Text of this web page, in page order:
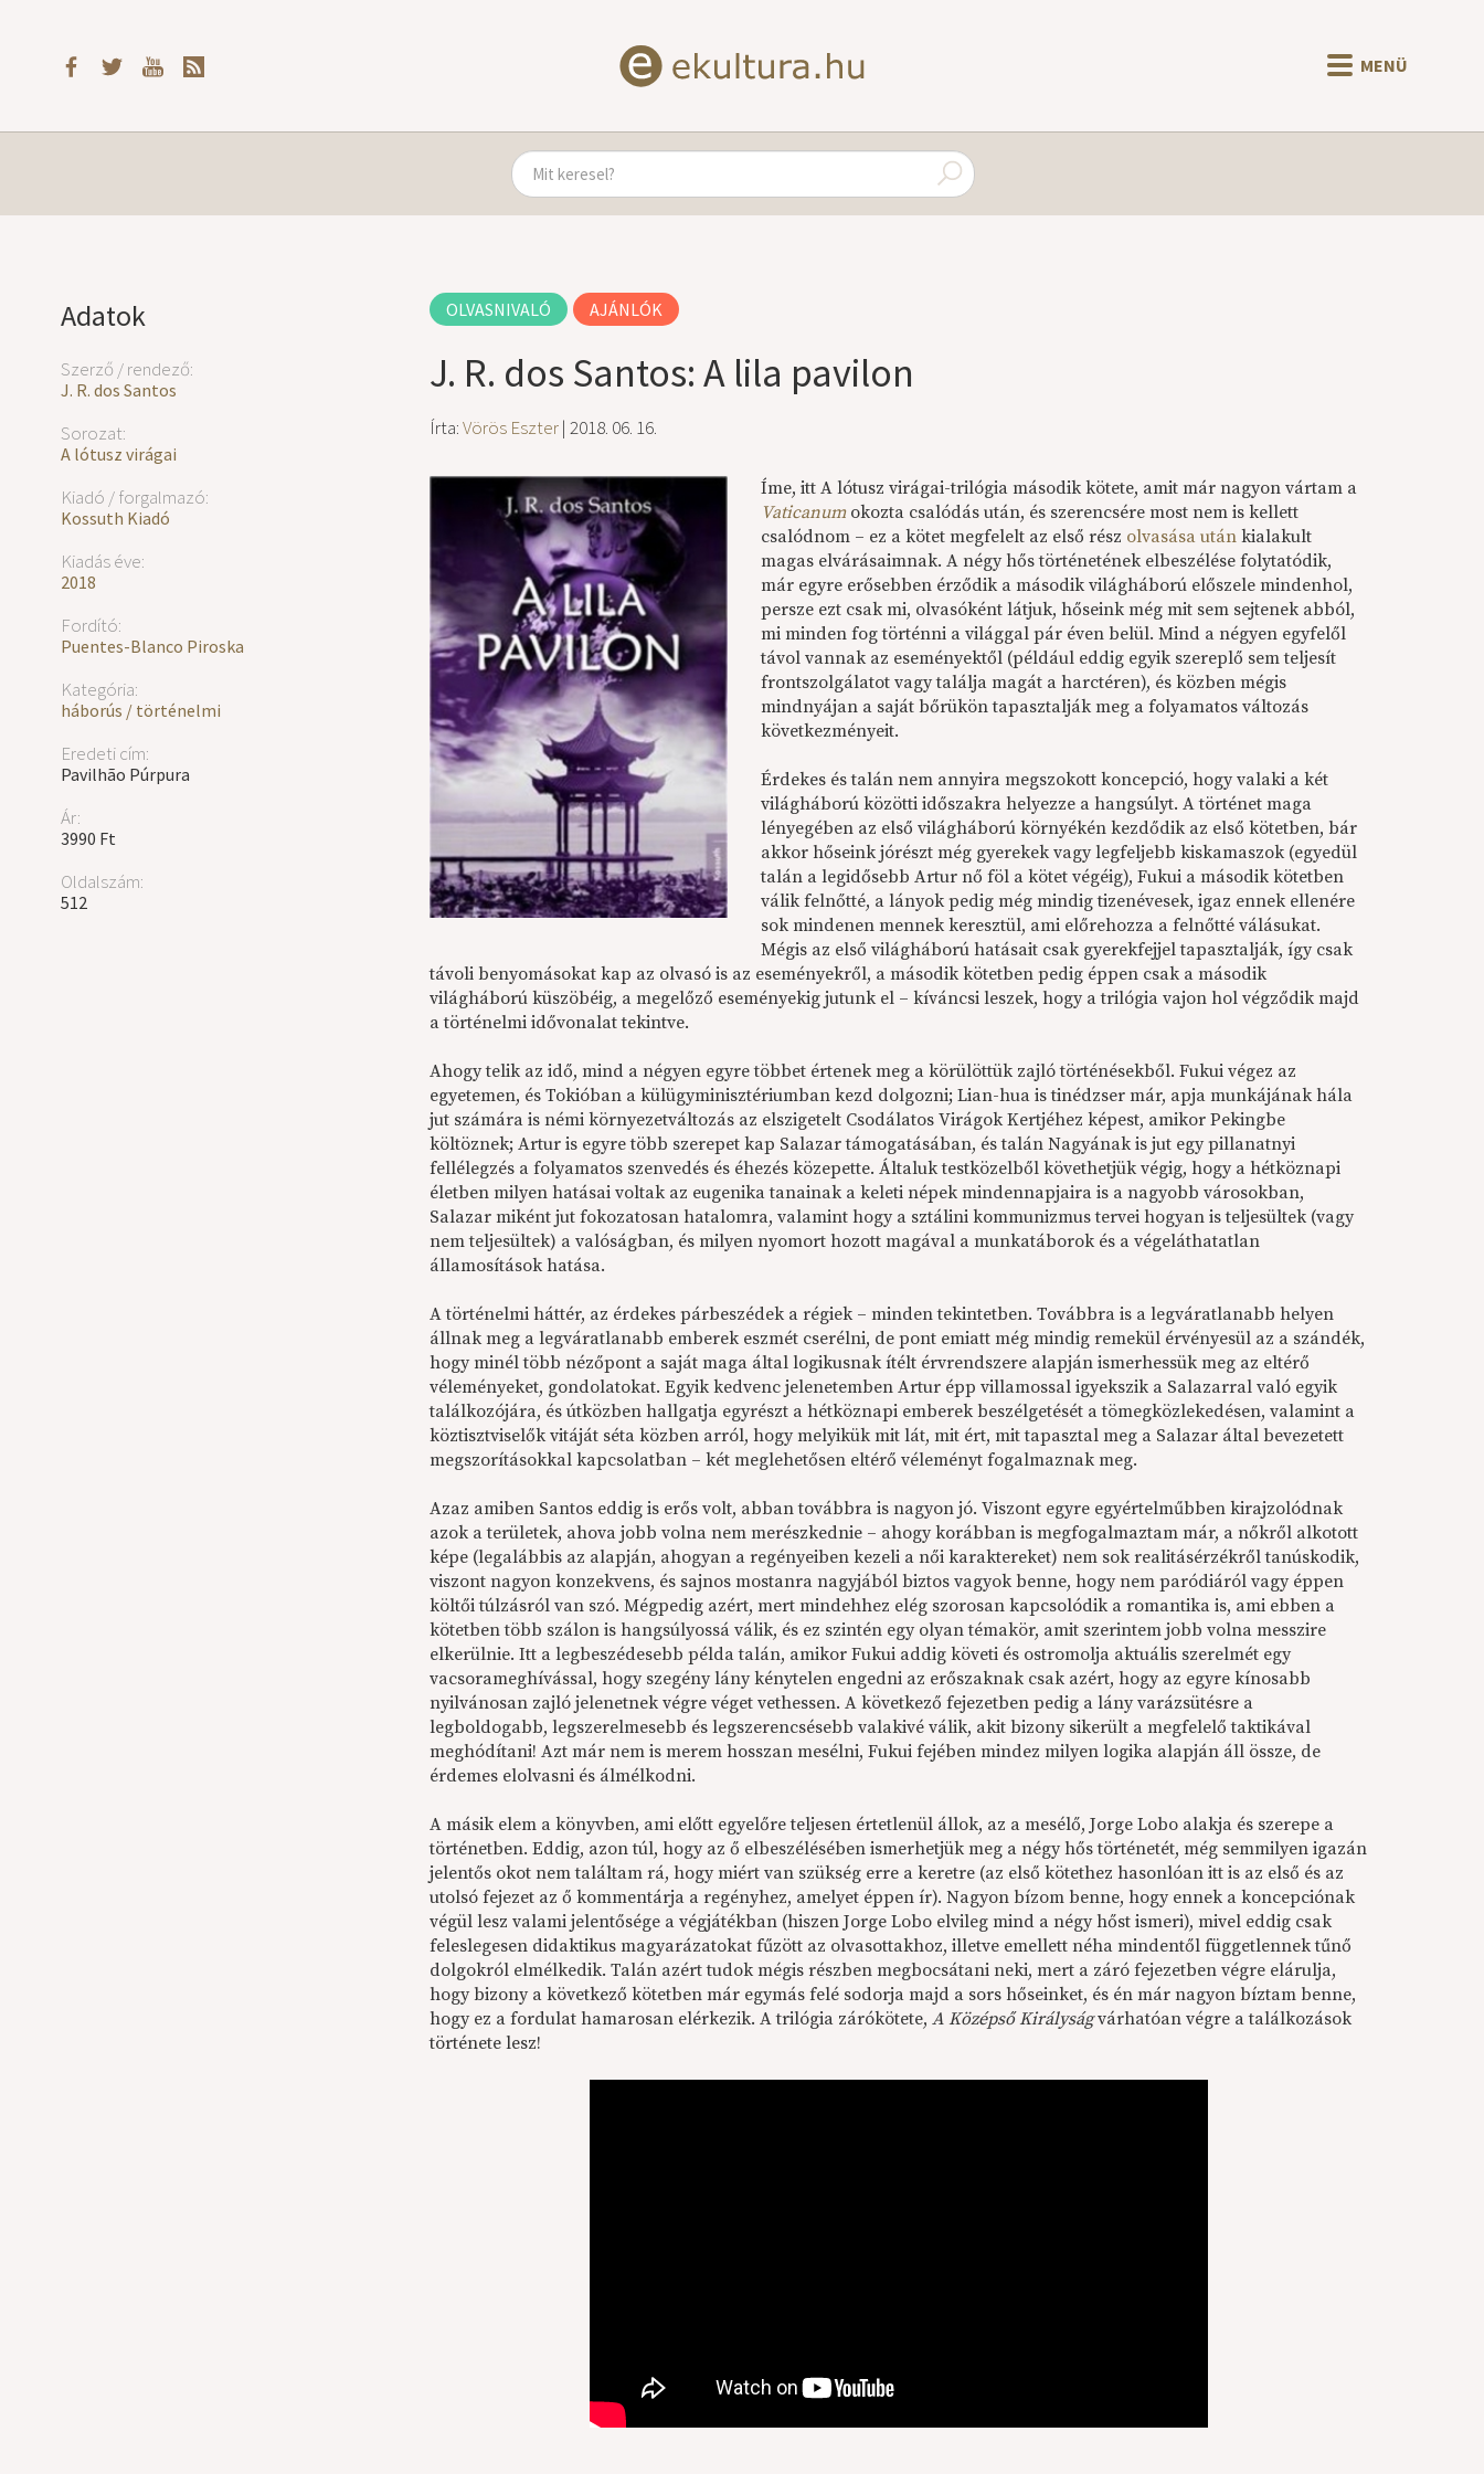
MENÜ
Adatok
Szerző / rendező:
J. R. dos Santos
Sorozat:
A lótusz virágai
Kiadó / forgalmazó:
Kossuth Kiadó
Kiadás éve:
2018
Fordító:
Puentes-Blanco Piroska
Kategória:
háborús / történelmi
Eredeti cím:
Pavilhão Púrpura
Ár:
3990 Ft
Oldalszám:
512
OLVASNIVALÓ AJÁNLÓK
J. R. dos Santos: A lila pavilon
Írta:Vörös Eszter| 2018. 06. 16.
Íme, itt A lótusz virágai-trilógia második kötete, amit már nagyon vártam a
Vaticanumokozta csalódás után, és szerencsére most nem is kellett
csalódnom – ez a kötet megfelelt az első rész olvasása után kialakult
magas elvárásaimnak. A négy hős történetének elbeszélése folytatódik,
már egyre erősebben érződik a második világháború előszele mindenhol,
persze ezt csak mi, olvasóként látjuk, hőseink még mit sem sejtenek abból,
mi minden fog történni a világgal pár éven belül. Mind a négyen egyfelől
távol vannak az eseményektől (például eddig egyik szereplő sem teljesít
frontszolgálatot vagy találja magát a harctéren), és közben mégis
mindnyájan a saját bőrükön tapasztalják meg a folyamatos változás
következményeit.
Érdekes és talán nem annyira megszokott koncepció, hogy valaki a két
világháború közötti időszakra helyezze a hangsúlyt. A történet maga
lényegében az első világháború környékén kezdődik az első kötetben, bár
akkor hőseink jórészt még gyerekek vagy legfeljebb kiskamaszok (egyedül
talán a legidősebb Artur nő föl a kötet végéig), Fukui a második kötetben
válik felnőtté, a lányok pedig még mindig tizenévesek, igaz ennek ellenére
sok mindenen mennek keresztül, ami előrehozza a felnőtté válásukat.
Mégis az első világháború hatásait csak gyerekfejjel tapasztalják, így csak
távoli benyomásokat kap az olvasó is az eseményekről, a második kötetben pedig éppen csak a második
világháború küszöbéig, a megelőző eseményekig jutunk el – kíváncsi leszek, hogy a trilógia vajon hol végződik majd
a történelmi idővonalat tekintve.
Ahogy telik az idő, mind a négyen egyre többet értenek meg a körülöttük zajló történésekből. Fukui végez az
egyetemen, és Tokióban a külügyminisztériumban kezd dolgozni; Lian-hua is tinédzser már, apja munkájának hála
jut számára is némi környezetváltozás az elszigetelt Csodálatos Virágok Kertjéhez képest, amikor Pekingbe
költöznek; Artur is egyre több szerepet kap Salazar támogatásában, és talán Nagyának is jut egy pillanatnyi
fellélegzés a folyamatos szenvedés és éhezés közepette. Általuk testközelből követhetjük végig, hogy a hétköznapi
életben milyen hatásai voltak az eugenika tanainak a keleti népek mindennapjaira is a nagyobb városokban,
Salazar miként jut fokozatosan hatalomra, valamint hogy a sztálini kommunizmus tervei hogyan is teljesültek (vagy
nem teljesültek) a valóságban, és milyen nyomort hozott magával a munkatáborok és a végeláthatatlan
államosítások hatása.
A történelmi háttér, az érdekes párbeszédek a régiek – minden tekintetben. Továbbra is a legváratlanabb helyen
állnak meg a legváratlanabb emberek eszmét cserélni, de pont emiatt még mindig remekül érvényesül az a szándék,
hogy minél több nézőpont a saját maga által logikusnak ítélt érvrendszere alapján ismerhessük meg az eltérő
véleményeket, gondolatokat. Egyik kedvenc jelenetemben Artur épp villamossal igyekszik a Salazarral való egyik
találkozójára, és útközben hallgatja egyrészt a hétköznapi emberek beszélgetését a tömegközlekedésen, valamint a
köztisztviselők vitáját séta közben arról, hogy melyikük mit lát, mit ért, mit tapasztal meg a Salazar által bevezetett
megszorításokkal kapcsolatban – két meglehetősen eltérő véleményt fogalmaznak meg.
Azaz amiben Santos eddig is erős volt, abban továbbra is nagyon jó. Viszont egyre egyértelműbben kirajzolódnak
azok a területek, ahova jobb volna nem merészkednie – ahogy korábban is megfogalmaztam már, a nőkről alkotott
képe (legalábbis az alapján, ahogyan a regényeiben kezeli a női karaktereket) nem sok realitásérzékről tanúskodik,
viszont nagyon konzekvens, és sajnos mostanra nagyjából biztos vagyok benne, hogy nem paródiáról vagy éppen
költői túlzásról van szó. Mégpedig azért, mert mindehhez elég szorosan kapcsolódik a romantika is, ami ebben a
kötetben több szálon is hangsúlyossá válik, és ez szintén egy olyan témakör, amit szerintem jobb volna messzire
elkerülnie. Itt a legbeszédesebb példa talán, amikor Fukui addig követi és ostromolja aktuális szerelmét egy
vacsorameghívással, hogy szegény lány kénytelen engedni az erőszaknak csak azért, hogy az egyre kínosabb
nyilvánosan zajló jelenetnek végre véget vethessen. A következő fejezetben pedig a lány varázsütésre a
legboldogabb, legszerelmesebb és legszerencsésebb valakivé válik, akit bizony sikerült a megfelelő taktikával
meghódítani! Azt már nem is merem hosszan mesélni, Fukui fejében mindez milyen logika alapján áll össze, de
érdemes elolvasni és álmélkodni.
A másik elem a könyvben, ami előtt egyelőre teljesen értetlenül állok, az a mesélő, Jorge Lobo alakja és szerepe a
történetben. Eddig, azon túl, hogy az ő elbeszélésében ismerhetjük meg a négy hős történetét, még semmilyen igazán
jelentős okot nem találtam rá, hogy miért van szükség erre a keretre (az első kötethez hasonlóan itt is az első és az
utolsó fejezet az ő kommentárja a regényhez, amelyet éppen ír). Nagyon bízom benne, hogy ennek a koncepciónak
végül lesz valami jelentősége a végjátékban (hiszen Jorge Lobo elvileg mind a négy hőst ismeri), mivel eddig csak
feleslegesen didaktikus magyarázatokat fűzött az olvasottakhoz, illetve emellett néha mindentől függetlennek tűnő
dolgokról elmélkedik. Talán azért tudok mégis részben megbocsátani neki, mert a záró fejezetben végre elárulja,
hogy bizony a következő kötetben már egymás felé sodorja majd a sors hőseinket, és én már nagyon bíztam benne,
hogy ez a fordulat hamarosan elérkezik. A trilógia zárókötete,A Középső Királyságvárhatóan végre a találkozások
története lesz!